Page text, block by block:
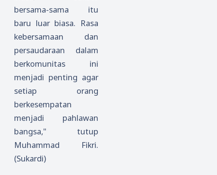
bersama-sama itu
baru luar biasa. Rasa
kebersamaan dan
persaudaraan dalam
berkomunitas ini
menjadi penting agar
setiap orang
berkesempatan
menjadi pahlawan
bangsa," tutup
Muhammad Fikri.
(Sukardi)